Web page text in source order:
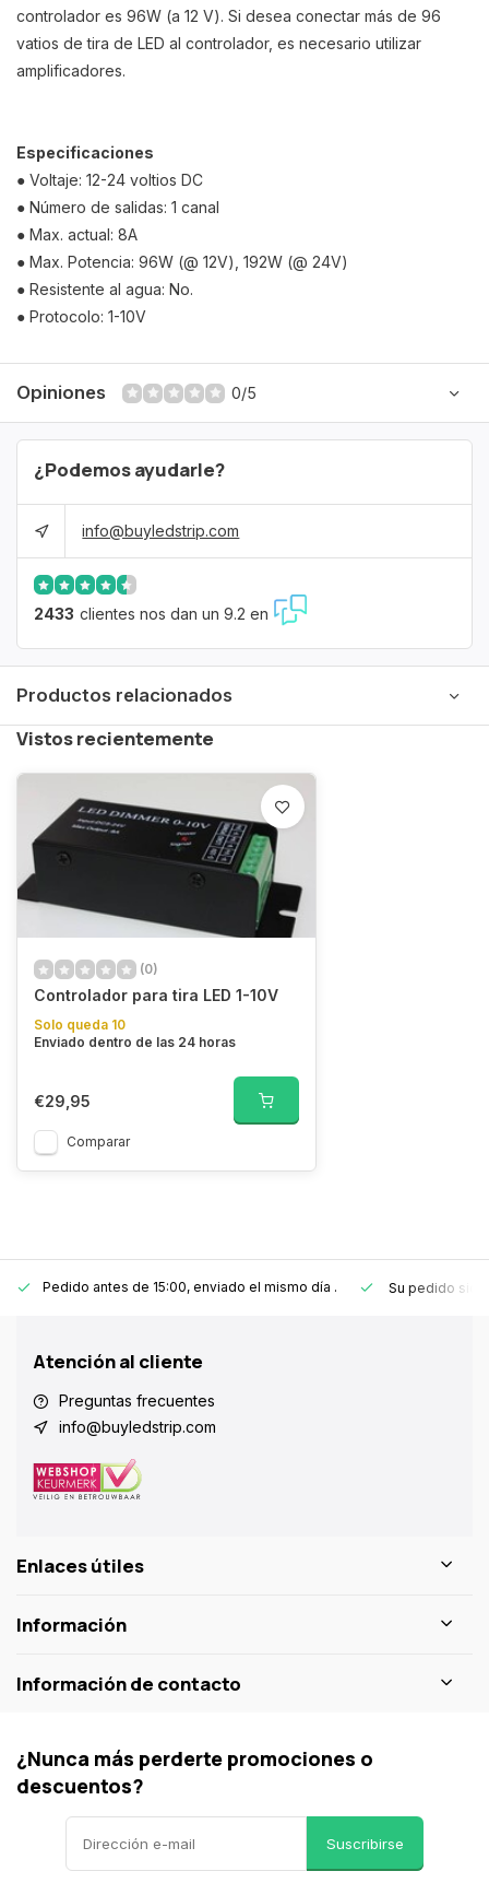
controlador es 96W (a 12 V). Si desea conectar más de 96
vatios de tira de LED al controlador, es necesario utilizar
amplificadores.
Especificaciones
● Voltaje: 12-24 voltios DC
● Número de salidas: 1 canal
● Max. actual: 8A
● Max. Potencia: 96W (@ 12V), 192W (@ 24V)
● Resistente al agua: No.
● Protocolo: 1-10V
Opiniones 0/5
¿Podemos ayudarle?
info@buyledstrip.com
2433 clientes nos dan un 9.2 en
Productos relacionados
Vistos recientemente
(0)
Controlador para tira LED 1-10V
Solo queda 10
Enviado dentro de las 24 horas
€29,95
Comparar
Pedido antes de 15:00, enviado el mismo día . Su pedido
Atención al cliente
Preguntas frecuentes
info@buyledstrip.com
Enlaces útiles
Información
Información de contacto
¿Nunca más perderte promociones o
descuentos?
Suscribirse